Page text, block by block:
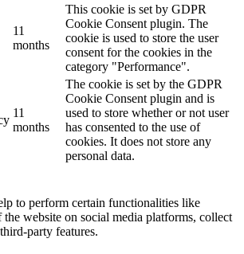
11
months
This cookie is set by GDPR
Cookie Consent plugin. The
cookie is used to store the user
consent for the cookies in the
category "Performance".
11
months
The cookie is set by the GDPR
Cookie Consent plugin and is
used to store whether or not user
has consented to the use of
cookies. It does not store any
personal data.
to perform certain functionalities like
the website on social media platforms, collect
party features.